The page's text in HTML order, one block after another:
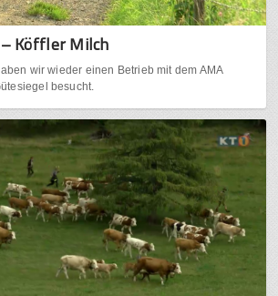
Köffler Milch
wir wieder einen Betrieb mit dem AMA
besucht.